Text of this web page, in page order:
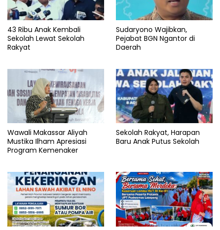
43 Ribu Anak Kembali
Sekolah Lewat Sekolah
Rakyat
Sudaryono Wajibkan,
Pejabat BGN Ngantor di
Daerah
Wawali Makassar Aliyah
Mustika Ilham Apresiasi
Program Kemenaker
Sekolah Rakyat, Harapan
Baru Anak Putus Sekolah